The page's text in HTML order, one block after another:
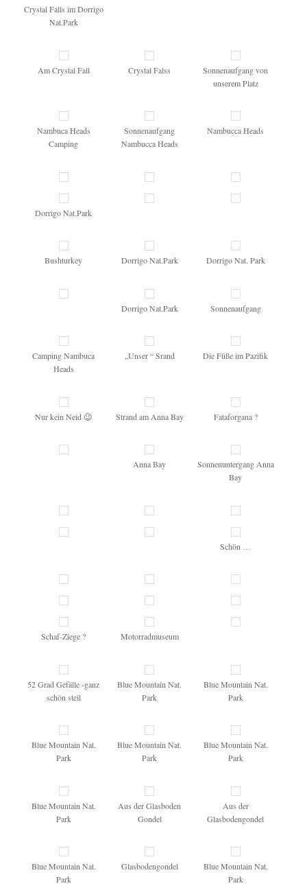
Crystal Falls im Dorrigo
Nat.Park
Am Crystal Fall Crystal Falss
Sonnenaufgang von
unserem Platz
Nambuca Heads
Camping
Sonnenaufgang
Nambucca Heads
Nambucca Heads
Dorrigo Nat.Park
Bushturkey Dorrigo Nat.Park Dorrigo Nat. Park
Dorrigo Nat.Park Sonnenaufgang
Camping Nambuca
Heads
„Unser “ Srand Die Füße im Pazifik
Nur kein Neid 😉 Strand am Anna Bay Fataforgana ?
Anna Bay
Sonnenuntergang Anna
Bay
Schön …
Schaf-Ziege ? Motorradmuseum
52 Grad Gefälle -ganz
schön steil
Blue Mountain Nat.
Park
Blue Mountain Nat.
Park
Blue Mountain Nat.
Park
Blue Mountain Nat.
Park
Blue Mountain Nat.
Park
Blue Mountain Nat.
Park
Aus der Glasboden
Gondel
Aus der
Glasbodengondel
Blue Mountain Nat.
Park
Glasbodengondel
Blue Mountain Nat.
Park